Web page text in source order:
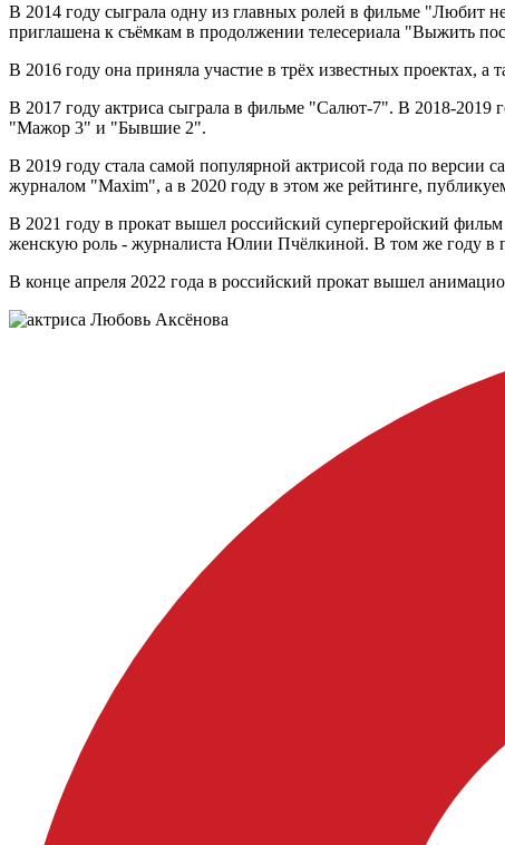
В 2014 году сыграла одну из главных ролей в фильме "Любит
приглашена к съёмкам в продолжении телесериала "Выжить
В 2016 году она приняла участие в трёх известных
В 2017 году актриса сыграла в фильме "Салют-7". В 2018-2019
"Мажор 3" и "Бывшие 2".
В 2019 году стала самой популярной актрисой года по версии
журналом "Maxim", а в 2020 году в этом же рейтинге,
В 2021 году в прокат вышел российский супергеройский
женскую роль - журналиста Юлии Пчёлкиной. В том же году в
В конце апреля 2022 года в российский прокат вышел